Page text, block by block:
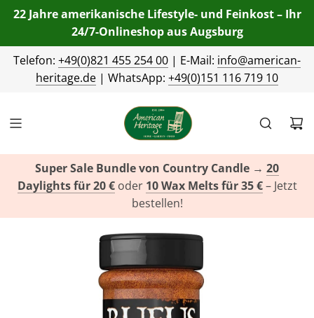
22 Jahre amerikanische Lifestyle- und Feinkost – Ihr
24/7-Onlineshop aus Augsburg
Telefon: +49(0)821 455 254 00 | E-Mail: info@american-
heritage.de | WhatsApp: +49(0)151 116 719 10
Super Sale Bundle von Country Candle → 20
Daylights für 20 €oder 10 Wax Melts für 35 €– Jetzt
bestellen!